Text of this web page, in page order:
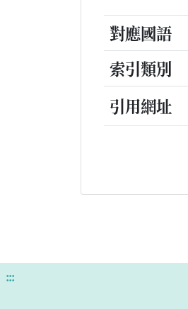
對應國語
索引類別
引用網址
:::